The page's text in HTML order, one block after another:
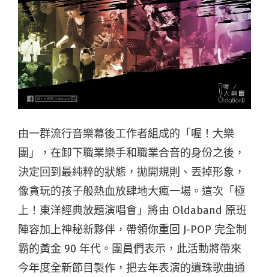
由一群流行音樂幕後工作者組成的「喔！大樂
團」，在卸下職業樂手和職業合音的身份之後，
決定回到最純粹的狀態，拋開規則、丟掉形象，
像貪玩的孩子般熱血放肆地大瘋一場。這次「極
上！東洋經典放題演唱會」將由 Oldaband 原班
陣容加上神秘新夥伴，帶領你重回 J-POP 完全制
霸的黃金 90 年代。團員們表示，此活動將帶來
今年度全新節目製作，把去年表演的遺珠歌曲通